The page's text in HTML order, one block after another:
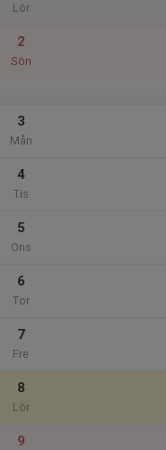
Lör
2
Sön
3
Mån
4
Tis
5
Ons
6
Tor
7
Fre
8
Lör
9